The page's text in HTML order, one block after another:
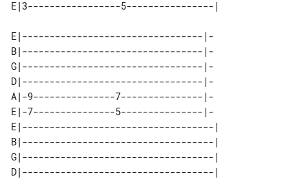
E|---------------------------------|-
B|---------------------------------|-
G|---------------------------------|-
D|---------------------------------|-
A|-9---------------7---------------|-
E|-7---------------5---------------|-
E|-----------------------------------|
B|-----------------------------------|
G|-----------------------------------|
D|-----------------------------------|